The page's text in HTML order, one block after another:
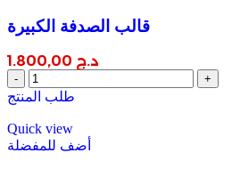
قالب الصدفة الكبيرة
د.ج
قالب
الصدفة
quantity
طلب المنتج
Quick view
أضف للمفضلة